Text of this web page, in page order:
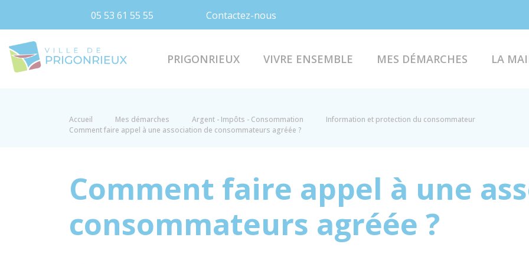
05 53 61 55 55 Contactez-nous
PRIGONRIEUX VIVRE ENSEMBLE MES DÉMARCHES LA
Accueil Mes démarches Argent - Impôts - Consommation
Information et protection du consommateur
Comment faire appel à une association de consommateurs agréée ?
Comment faire appel à une
consommateurs agréée ?